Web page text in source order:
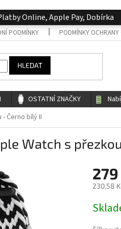
Online, Apple Pay, Dobírka
PODMÍNKY PODMÍNKY OCHRANY
HLEDAT
OSTATNÍ ZNAČKY
Černo bílý II
Watch s
279
230,58
cena: